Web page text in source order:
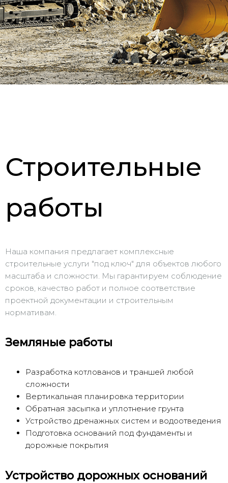
Строительные
работы
Наша компания предлагает комплексные
строительные услуги "под ключ" для объектов любого
масштаба и сложности. Мы гарантируем соблюдение
сроков, качество работ и полное соответствие
проектной документации и строительным
нормативам.
Земляные работы
Разработка котлованов и траншей любой
сложности
Вертикальная планировка территории
Обратная засыпка и уплотнение грунта
Устройство дренажных систем и водоотведения
Подготовка оснований под фундаменты и
дорожные покрытия
Устройство дорожных оснований